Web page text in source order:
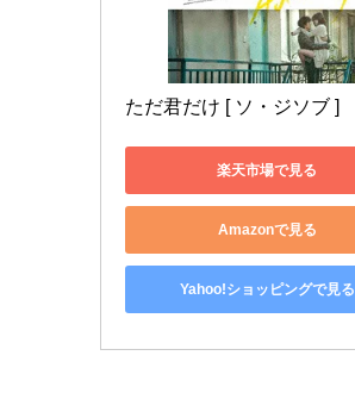
ただ君だけ [ ソ・ジソブ ]
楽天市場で見る
Amazonで見る
Yahoo!ショッピングで見る